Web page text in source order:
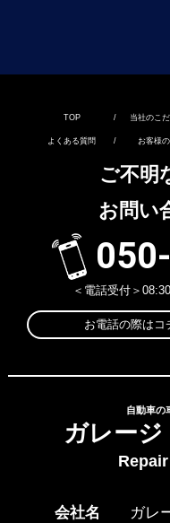
TOP / 当社のこ
よくある質問 / お客様
ご不明
お問い
＜電話受付＞
お電話の際はコ
自動車の
ガレー
会社名 ガレ